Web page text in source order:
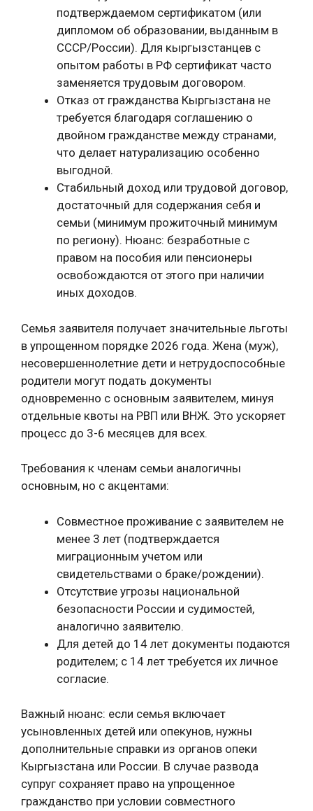
подтверждаемом сертификатом (или
дипломом об образовании, выданным в
СССР/России). Для кыргызстанцев с
опытом работы в РФ сертификат часто
заменяется трудовым договором.
Отказ от гражданства Кыргызстана не
требуется благодаря соглашению о
двойном гражданстве между странами,
что делает натурализацию особенно
выгодной.
Стабильный доход или трудовой договор,
достаточный для содержания себя и
семьи (минимум прожиточный минимум
по региону). Нюанс: безработные с
правом на пособия или пенсионеры
освобождаются от этого при наличии
иных доходов.
Семья заявителя получает значительные льготы
в упрощенном порядке 2026 года. Жена (муж),
несовершеннолетние дети и нетрудоспособные
родители могут подать документы
одновременно с основным заявителем, минуя
отдельные квоты на РВП или ВНЖ. Это ускоряет
процесс до 3-6 месяцев для всех.
Требования к членам семьи аналогичны
основным, но с акцентами:
Совместное проживание с заявителем не
менее 3 лет (подтверждается
миграционным учетом или
свидетельствами о браке/рождении).
Отсутствие угрозы национальной
безопасности России и судимостей,
аналогично заявителю.
Для детей до 14 лет документы подаются
родителем; с 14 лет требуется их личное
согласие.
Важный нюанс: если семья включает
усыновленных детей или опекунов, нужны
дополнительные справки из органов опеки
Кыргызстана или России. В случае развода
супруг сохраняет право на упрощенное
гражданство при условии совместного